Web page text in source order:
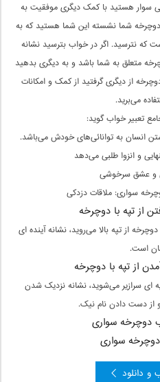
سوار هستید با کمک دیگری موفقیت به
شما نشسته این شما هستید که به
نترسید. اگر در خواب بترسید نشانه
متعلق به شما باشد و به دیگری بدهید
از دیگری گرفتید از کمک و امکانات
می‌برید.
تعبیر خواب گوید:
انسان به توانائی‌های خودش می‌باشد.
و انزوا طلبی می‌دهد
و عشق سرخوشی
سواری: ملاقات دزدکی
از تپه با دوچرخه
از تپه بالا می‌روید، نشانه آینده ای
است.
از تپه با دوچرخه
ای سرازیر می‌شوید، نشانه نزدیک شدن
دست دادن نام نیک.
دوچرخه سواری
سواری
و دانلود